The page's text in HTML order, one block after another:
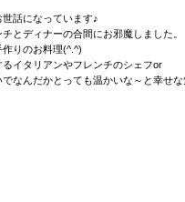
話になっています♪
とディナーの合間にお邪魔しました。
りのお料理(^.^)
イタリアンやフレンチのシェフor
なんだかとっても温かいな～と幸せ